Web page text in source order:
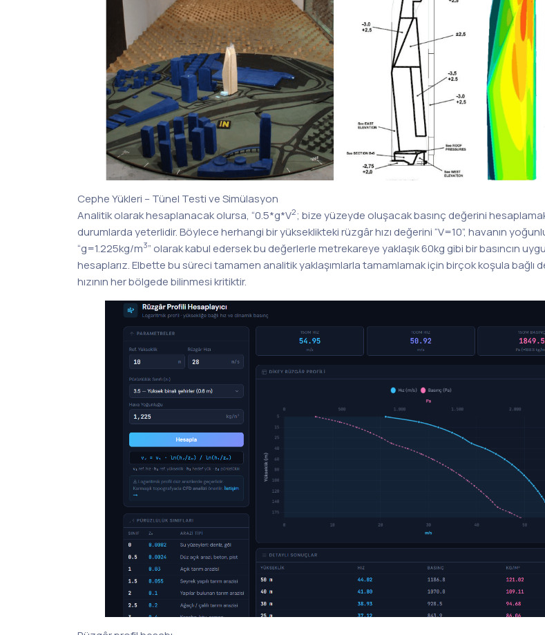
Cephe Yükleri – Tünel Testi ve Simülasyon
Analitik olarak hesaplanacak olursa, “0.5*g*V2; bize yüzeyde oluşacak basınç değerini
durumlarda yeterlidir. Böylece herhangi bir yükseklikteki rüzgâr hızı değerini “V=10”, havanın
“g=1.225kg/m3” olarak kabul edersek bu değerlerle metrekareye yaklaşık 60kg gibi bir basıncın
hesaplarız. Elbette bu süreci tamamen analitik yaklaşımlarla tamamlamak için birçok koşula bağlı
hızının her bölgede bilinmesi kritiktir.